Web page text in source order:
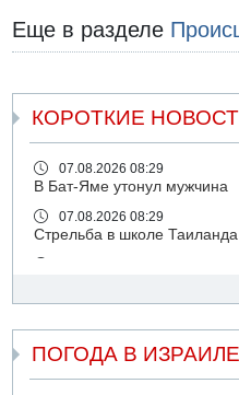
Еще в разделе
КОРОТКИЕ
07.08.2026 08:29
В Бат-Яме утонул мужчина
07.08.2026 08:29
Стрельба в школе Таиланда
Саудовская Аравия
06.08.2026 13:43
И еще иранские агенты
ПОГОДА В ИЗРАИЛЕ